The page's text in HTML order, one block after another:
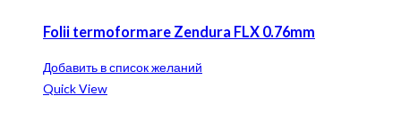
Folii termoformare Zendura FLX 0.76mm
Добавить в список желаний
Quick View